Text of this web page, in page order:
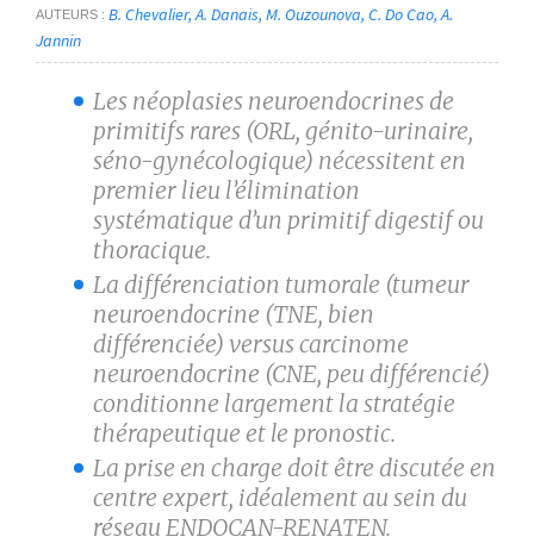
AUTEURS B. Chevalier A. Danais M. Ouzounova C. Do Cao A.
Jannin
Les néoplasies neuroendocrines de
primitifs rares (ORL, génito-urinaire,
séno-gynécologique) nécessitent en
premier lieu l’élimination
systématique d’un primitif digestif ou
thoracique.
La différenciation tumorale (tumeur
neuroendocrine (TNE, bien
différenciée) versus carcinome
neuroendocrine (CNE, peu différencié)
conditionne largement la stratégie
thérapeutique et le pronostic.
La prise en charge doit être discutée en
centre expert, idéalement au sein du
réseau ENDOCAN-RENATEN.